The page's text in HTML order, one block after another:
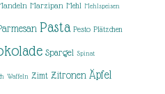
Marzipan Mehl Mehlspeisen
Pasta Pesto Plätzchen
Spargel Spinat
Waffeln Zimt Zitronen Äpfel